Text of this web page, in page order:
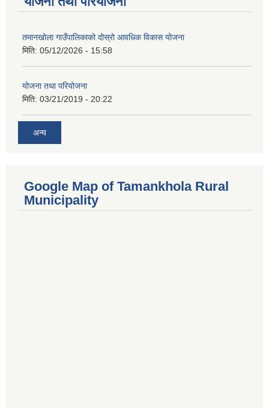
तमानखोला गाउँपालिकाको दोस्रो आवधिक विकास योजना
मिति: 05/12/2026 - 15:58
योजना तथा परियोजना
मिति: 03/21/2019 - 20:22
अन्य
Google Map of Tamankhola Rural
Municipality